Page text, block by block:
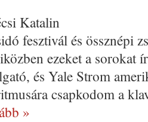
Katalin
fesztivál és össznépi
ezeket a sorokat
és Yale Strom
csapkodom a
»